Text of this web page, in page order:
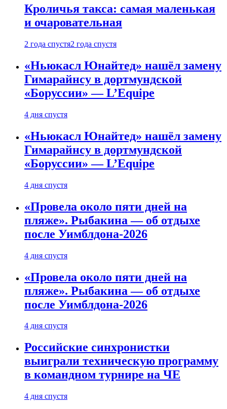
Кроличья такса: самая маленькая
и очаровательная
2 года спустя2 года спустя
«Ньюкасл Юнайтед» нашёл замену
Гимарайнсу в дортмундской
«Боруссии» — L’Equipe
4 дня спустя
«Ньюкасл Юнайтед» нашёл замену
Гимарайнсу в дортмундской
«Боруссии» — L’Equipe
4 дня спустя
«Провела около пяти дней на
пляже». Рыбакина — об отдыхе
после Уимблдона-2026
4 дня спустя
«Провела около пяти дней на
пляже». Рыбакина — об отдыхе
после Уимблдона-2026
4 дня спустя
Российские синхронистки
выиграли техническую программу
в командном турнире на ЧЕ
4 дня спустя